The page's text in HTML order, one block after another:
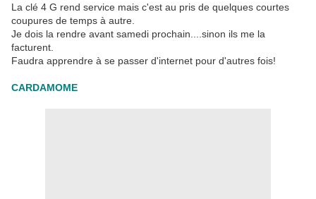
La clé 4 G rend service mais c'est au pris de quelques courtes
coupures de temps à autre.
Je dois la rendre avant samedi prochain....sinon ils me la
facturent.
Faudra apprendre à se passer d'internet pour d'autres fois!
CARDAMOME